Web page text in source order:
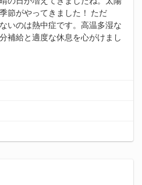
節がやってきました！ ただ
いのは熱中症です。高温多湿な
補給と適度な休息を心がけまし